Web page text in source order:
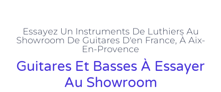
Essayez Un Instruments De Luthiers Au
Showroom De Guitares D'en France, À Aix-
En-Provence
Guitares Et Basses À Essayer
Au Showroom